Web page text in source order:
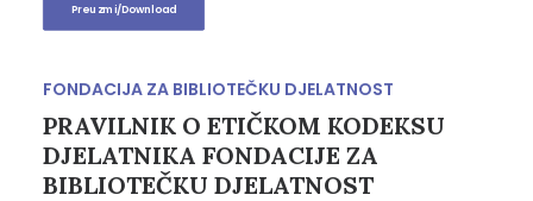
Preuzmi/Download
FONDACIJA ZA BIBLIOTEČKU DJELATNOST
PRAVILNIK O ETIČKOM KODEKSU
DJELATNIKA FONDACIJE ZA
BIBLIOTEČKU DJELATNOST